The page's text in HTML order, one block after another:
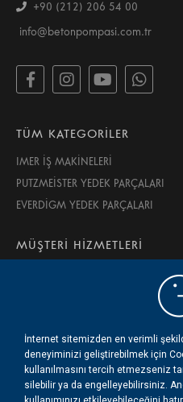
+90 (212) 206 54 00
info@betonpompasi.com.tr
TÜM KATEGORİLER
IMER İŞ MAKİNELERİ
PUTZMEİSTER YEDEK PARÇALARI
EVERDİGM YEDEK PARÇALARI
MÜŞTERİ HİZMETLERİ
HAKKIMIZDA
İLETİŞİM
İnternet sitemizden en verimli
deneyiminizi geliştirebilmek için
kullanılmasını tercih etmezseniz
silebilir ya da engelleyebilirsiniz.